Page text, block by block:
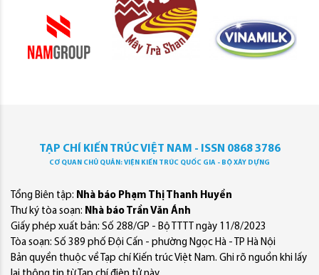
TẠP CHÍ KIẾN TRÚC VIỆT NAM - ISSN 0868 3786
CƠ QUAN CHỦ QUẢN: VIỆN KIẾN TRÚC QUỐC GIA - BỘ XÂY DỰNG
Tổng Biên tập: Nhà báo Phạm Thị Thanh Huyền
Thư ký tòa soạn: Nhà báo Trần Văn Ánh
Giấy phép xuất bản: Số 288/GP - Bộ TTTT ngày 11/8/2023
Tòa soạn: Số 389 phố Đội Cấn - phường Ngọc Hà - TP Hà Nội
Bản quyền thuộc về Tạp chí Kiến trúc Việt Nam. Ghi rõ nguồn khi lấy